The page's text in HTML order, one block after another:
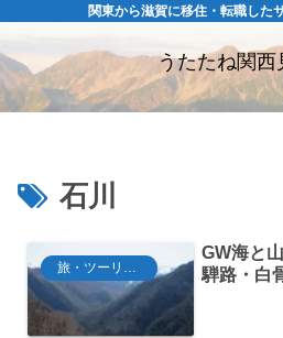
関東から滋賀に移住・転職した
うたたね関西
石川
旅・ツーリング
GW海と
騨路・白